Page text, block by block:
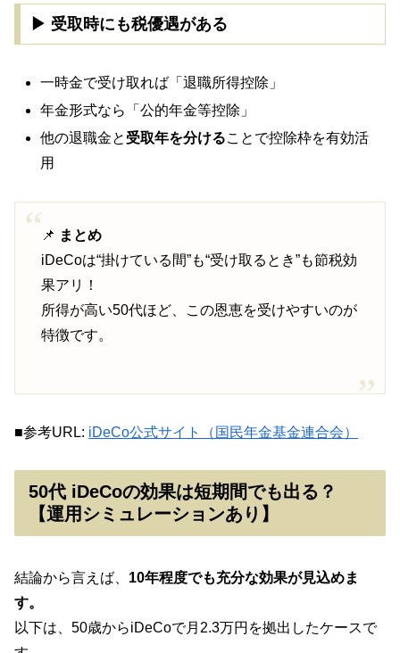
▶ 受取時にも税優遇がある
一時金で受け取れば「退職所得控除」
年金形式なら「公的年金等控除」
他の退職金と 受取年を分けることで控除枠を有効活
用
📌 まとめ
iDeCoは“掛けている間”も“受け取るとき”も節税効
果アリ！
所得が高い50代ほど、この恩恵を受けやすいのが
特徴です。
■参考URL: iDeCo公式サイト（国民年金基金連合会）
50代 iDeCoの効果は短期間でも出る？
【運用シミュレーションあり】
結論から言えば、 10年程度でも充分な効果が見込めま
す。
以下は、50歳からiDeCoで月2.3万円を拠出したケースで